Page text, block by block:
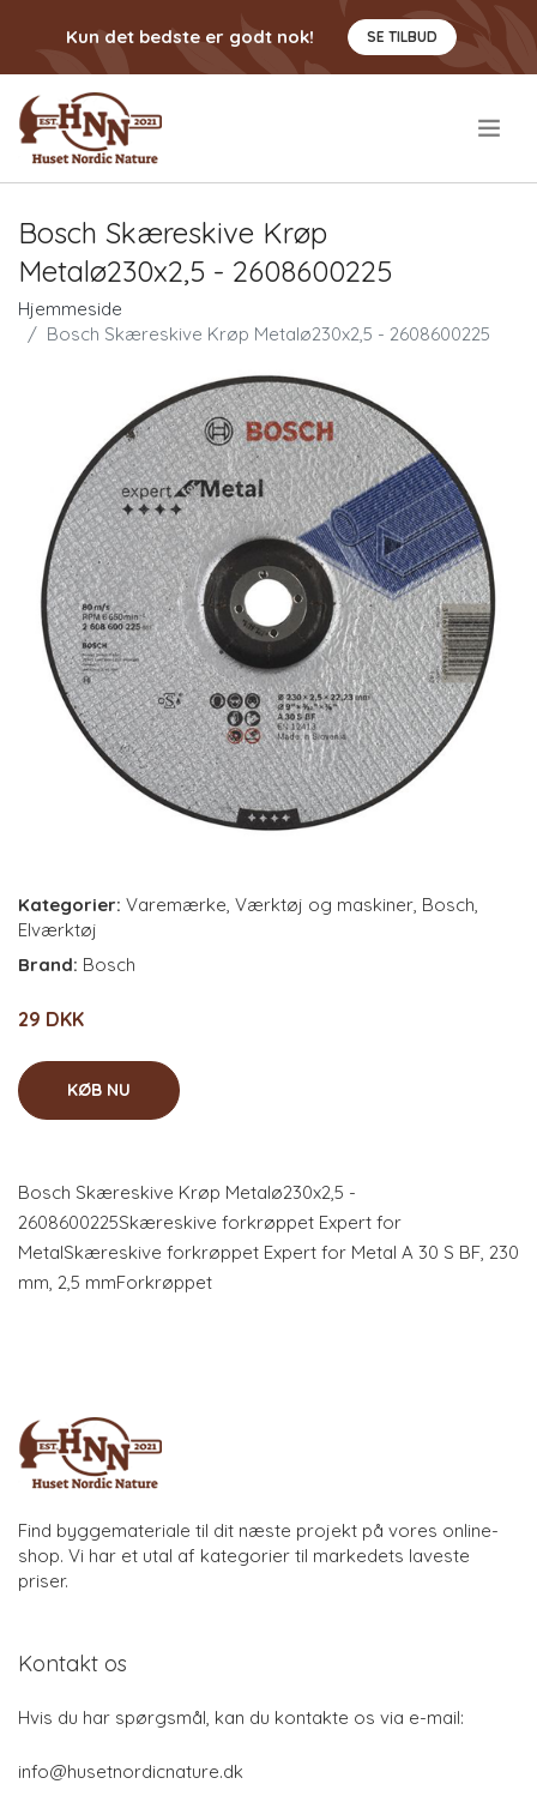
Kun det bedste er godt nok! SE TILBUD
Bosch Skæreskive Krøp
Metalø230x2,5 - 2608600225
Hjemmeside
Bosch Skæreskive Krøp Metalø230x2,5 - 2608600225
Kategorier: Varemærke, Værktøj og maskiner, Bosch,
Elværktøj
Brand: Bosch
29 DKK
KØB NU
Bosch Skæreskive Krøp Metalø230x2,5 -
2608600225Skæreskive forkrøppet Expert for
MetalSkæreskive forkrøppet Expert for Metal A 30 S BF, 230
mm, 2,5 mmForkrøppet
Find byggemateriale til dit næste projekt på vores online-
shop. Vi har et utal af kategorier til markedets laveste
priser.
Kontakt os
Hvis du har spørgsmål, kan du kontakte os via e-mail:
info@husetnordicnature.dk